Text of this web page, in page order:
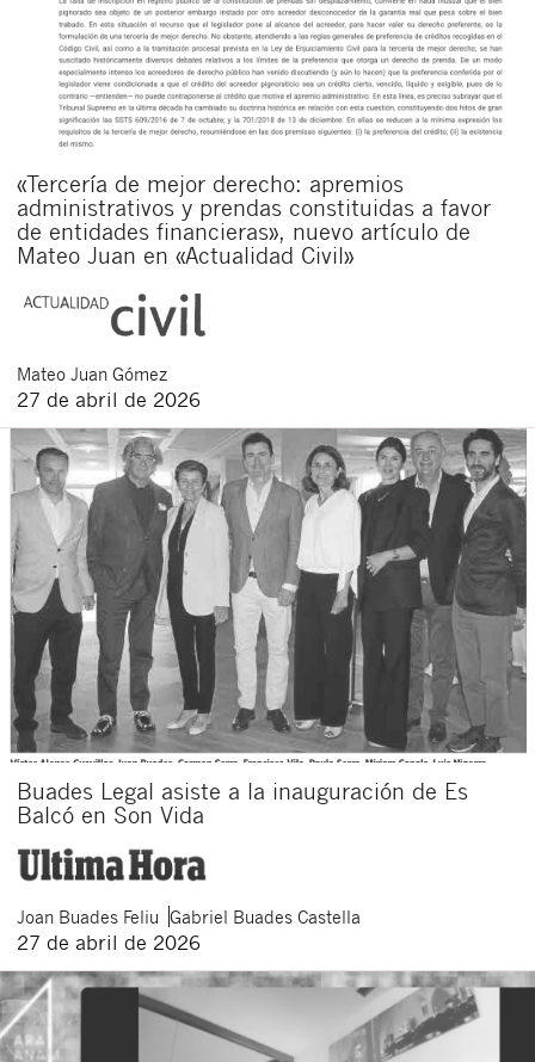
«Tercería de mejor derecho: apremios
administrativos y prendas constituidas a favor
de entidades financieras», nuevo artículo de
Mateo Juan en «Actualidad Civil»
Mateo Juan Gómez
27 de abril de 2026
Buades Legal asiste a la inauguración de Es
Balcó en Son Vida
Joan Buades Feliu Gabriel Buades Castella
27 de abril de 2026